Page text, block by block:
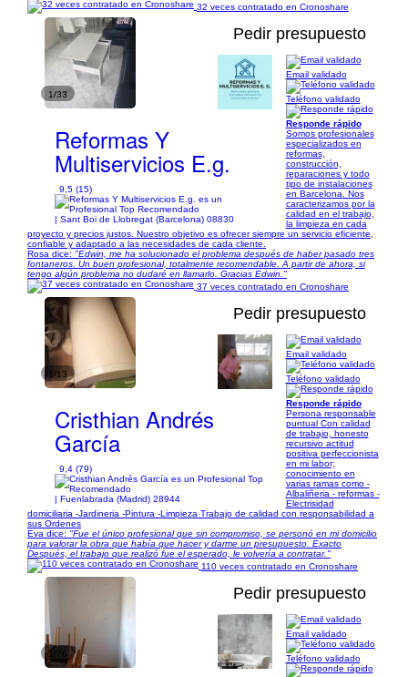
32 veces contratado en Cronoshare
1/33
Pedir presupuesto
Reformas Y
Multiservicios E.g.
9,5 (15)
| Sant Boi de Llobregat (Barcelona) 08830
Email validado
Teléfono validado
Responde rápido
Somos profesionales
especializados en
reformas,
construcción,
reparaciones y todo
tipo de instalaciones
en Barcelona. Nos
caracterizamos por la
calidad en el trabajo,
la limpieza en cada
proyecto y precios justos. Nuestro objetivo es ofrecer siempre un servicio eficiente,
confiable y adaptado a las necesidades de cada cliente.
Rosa dice: "Edwin, me ha solucionado el problema después de haber pasado tres
fontaneros. Un buen profesional, totalmente recomendable. A partir de ahora, si
tengo algún problema no dudaré en llamarlo. Gracias Edwin."
37 veces contratado en Cronoshare
1/13
Pedir presupuesto
Cristhian Andrés
García
9,4 (79)
| Fuenlabrada (Madrid) 28944
Email validado
Teléfono validado
Responde rápido
Persona responsable
puntual Con calidad
de trabajo, honesto
recursivo actitud
positiva perfeccionista
en mi labor;
conocimiento en
varias ramas como -
Albaliñeria - reformas -
Electrisidad
domiciliaria -Jardineria -Pintura -Limpieza Trabajo de calidad con responsabilidad a
sus Ordenes
Eva dice: "Fue el único profesional que sin compromiso, se personó en mi domicilio
para valorar la obra que había que hacer y darme un presupuesto. Exacto
Después, el trabajo que realizó fue el esperado, le volvería a contratar."
110 veces contratado en Cronoshare
1/76
Pedir presupuesto
Email validado
Teléfono validado